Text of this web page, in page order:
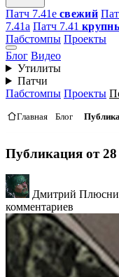
Патч 7.41e свежий
7.41а Патч 7.41
Пабстомпы Проекты
Блог Видео
Утилиты
Патчи
Пабстомпы Проекты
Главная Блог
Публикация от
Дмитрий
комментариев